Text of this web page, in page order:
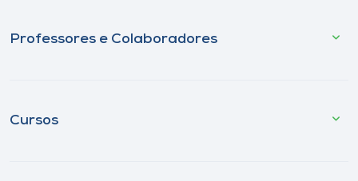
Professores e Colaboradores
Cursos